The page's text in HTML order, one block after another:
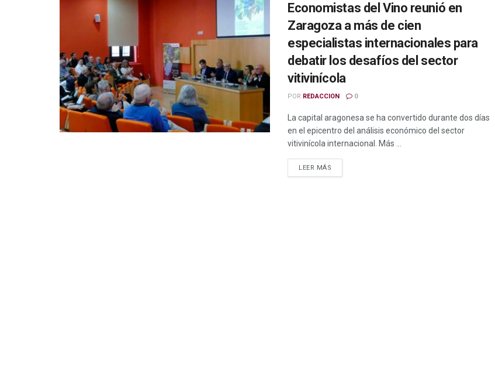
Economistas del Vino reunió en
Zaragoza a más de cien
especialistas internacionales para
debatir los desafíos del sector
vitivinícola
POR REDACCION 0
La capital aragonesa se ha convertido durante dos días
en el epicentro del análisis económico del sector
vitivinícola internacional. Más ...
LEER MÁS